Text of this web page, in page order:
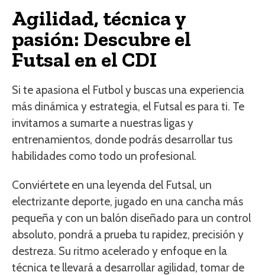
Agilidad, técnica y
pasión: Descubre el
Futsal en el CDI
Si te apasiona el Futbol y buscas una experiencia
más dinámica y estrategia, el Futsal es para ti. Te
invitamos a sumarte a nuestras ligas y
entrenamientos, donde podrás desarrollar tus
habilidades como todo un profesional.
Conviértete en una leyenda del Futsal, un
electrizante deporte, jugado en una cancha más
pequeña y con un balón diseñado para un control
absoluto, pondrá a prueba tu rapidez, precisión y
destreza. Su ritmo acelerado y enfoque en la
técnica te llevará a desarrollar agilidad, tomar de